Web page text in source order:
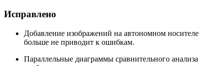
Исправлено
Добавление изображений на автономном носителе
больше не приводит к ошибкам.
Параллельные диаграммы сравнительного анализа